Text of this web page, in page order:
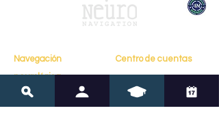
Navegación
neurológica
Hogar
Centro de cuentas
Mi cuenta
Mi perfil
Mis cursos